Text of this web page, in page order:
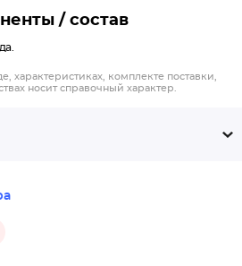
/ состав
комплекте поставки,
носит справочный характер.